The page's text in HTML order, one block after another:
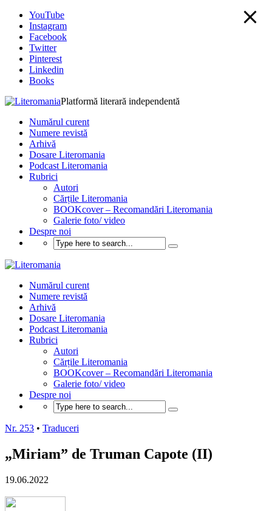
YouTube
Instagram
Facebook
Twitter
Pinterest
Linkedin
Books
Platformă literară independentă
Numărul curent
Numere revistă
Arhivă
Dosare Literomania
Podcast Literomania
Rubrici
Autori
Cărțile Literomania
BOOKcover – Recomandări Literomania
Galerie foto/ video
Despre noi
Numărul curent
Numere revistă
Arhivă
Dosare Literomania
Podcast Literomania
Rubrici
Autori
Cărțile Literomania
BOOKcover – Recomandări Literomania
Galerie foto/ video
Despre noi
Nr. 253 • Traduceri
„Miriam” de Truman Capote (II)
19.06.2022